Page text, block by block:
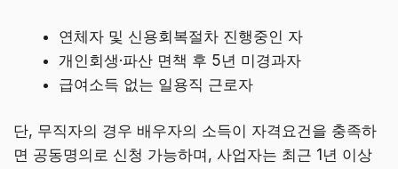
연체자 및 신용회복절차 진행중인 자
개인회생·파산 면책 후 5년 미경과자
급여소득 없는 일용직 근로자
단, 무직자의 경우 배우자의 소득이 자격요건을 충족하
면 공동명의로 신청 가능하며, 사업자는 최근 1년 이상